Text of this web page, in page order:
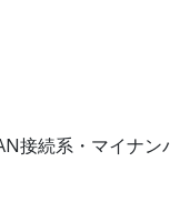
接続系・マイナ